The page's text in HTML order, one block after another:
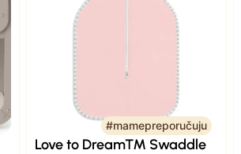
#mamepreporučuju
Love to Dream™ Swaddle